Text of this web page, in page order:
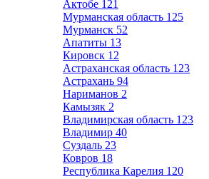
Актобе 121
Мурманская область 125
Мурманск 52
Апатиты 13
Кировск 12
Астраханская область 123
Астрахань 94
Нариманов 2
Камызяк 2
Владимирская область 123
Владимир 40
Суздаль 23
Ковров 18
Республика Карелия 120